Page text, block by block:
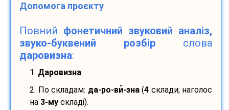
Допомога проєкту
Повний фонетичний звуковий аналіз,
звуко-буквений розбір слова
даровизна:
1. Даровизна
2. По складам: да-ро-ви-зна(4 склади; наголос
на 3-му складі).